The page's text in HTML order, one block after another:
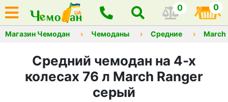
0 0
Магазин Чемодан Чемоданы Средние March
Средний чемодан на 4-х
колесах 76 л March Ranger
серый